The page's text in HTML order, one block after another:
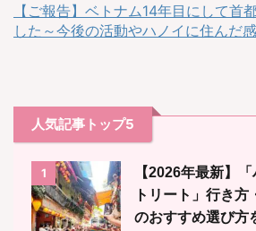
【ご報告】ベトナム14年目にして首
した～今後の活動やハノイに住んだ
人気記事トップ5
1
【2026年最新】
トリート」行き
のおすすめ選び方